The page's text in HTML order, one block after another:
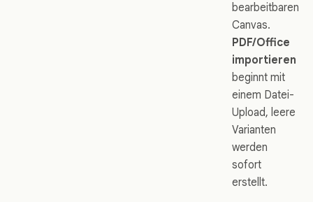
bearbeitbaren
Canvas.
PDF/Office
importieren
beginnt mit
einem Datei-
Upload, leere
Varianten
werden
sofort
erstellt.